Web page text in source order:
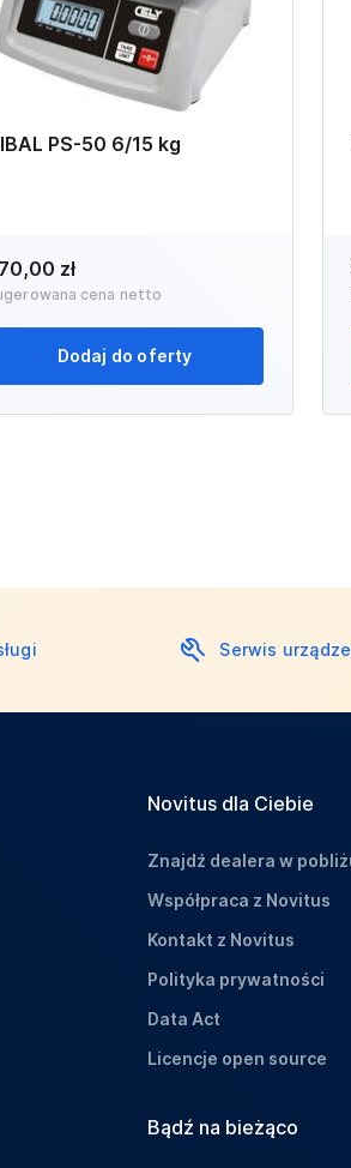
PS-50 6/15 kg
zł
cena netto
Dodaj do oferty
Serwis
Novitus dla Ciebie
Znajdź dealera w
Współpraca z Novitus
Kontakt z Novitus
Polityka prywatności
Data Act
Licencje open source
Bądź na bieżąco